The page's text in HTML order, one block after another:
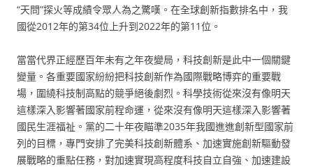
“天問”探火等成績令眾人為之驚嘆。在全球創新指數排名中，我
國從2012年的第34位上升到2022年的第11位。
當當代界正經歷百年未有之年夜變局，科技創新是此中一個關鍵
變量。各重要國家紛紛把科技創新作為國際戰略博弈的重要戰
場，圍繞科技制高點的競爭絕後劇烈。科學技術從來沒有像明天
這樣深入影響著國家前程命運，從來沒有像明天這樣深入影響著
國民生涯福祉。黨的二十年夜瞄準2035年我國進進創新型國家前
列的目標，專門安排了完美科技創新體系、加速實施創新驅動發
展戰略的重點任務，對加速實現高程度科技自立自強、加速建設